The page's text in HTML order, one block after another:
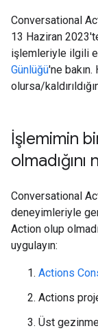
Conversational
13 Haziran
işlemleriyle ilgili
Günlüğü'ne
olursa/
İşlemimin
olmadığını
Conversational
deneyimleriyle
Action olup
uygulayın:
Actions
Actions
Üst